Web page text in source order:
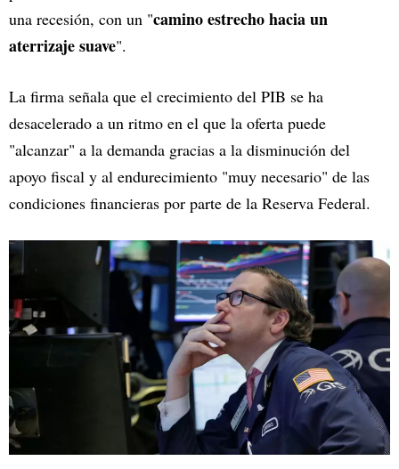
una recesión, con un "camino estrecho hacia un
aterrizaje suave".
La firma señala que el crecimiento del PIB se ha
desacelerado a un ritmo en el que la oferta puede
"alcanzar" a la demanda gracias a la disminución del
apoyo fiscal y al endurecimiento "muy necesario" de las
condiciones financieras por parte de la Reserva Federal.